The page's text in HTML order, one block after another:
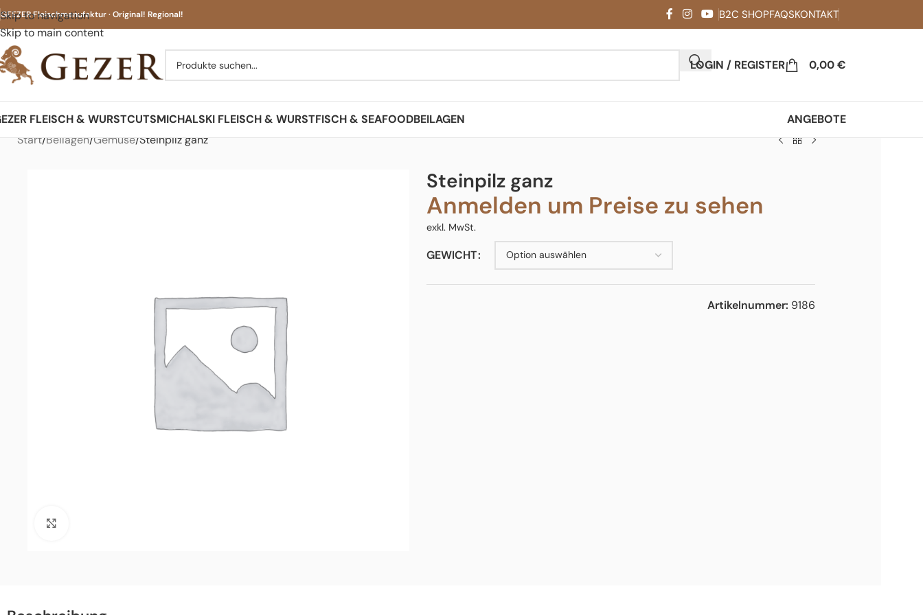
Skip to navigation
Skip to main content
GEEZER Fleischmanufaktur · Original! Regional! B2C SHOPFAQSKONTAKT
LOGIN / REGISTER 0,00€
FLEISCH & WURSTCUTSMICHALSKI FLEISCH & WURSTFISCH & SEAFOODBEILAGEN
ANGEBOTE
Start Beilagen Gemüse Steinpilz ganz
Steinpilz ganz
Anmelden um Preise zu sehen
exkl. MwSt.
GEWICHT
Artikelnummer: 9186